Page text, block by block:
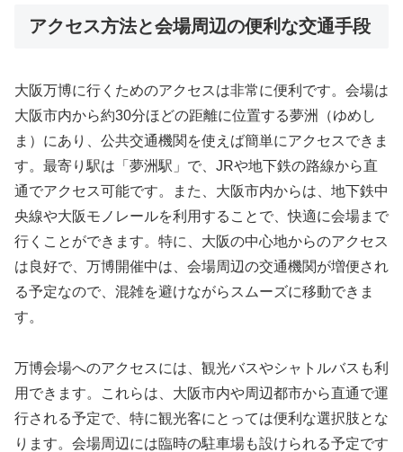
アクセス方法と会場周辺の便利な交通手段
大阪万博に行くためのアクセスは非常に便利です。会場は
大阪市内から約30分ほどの距離に位置する夢洲（ゆめし
ま）にあり、公共交通機関を使えば簡単にアクセスできま
す。最寄り駅は「夢洲駅」で、JRや地下鉄の路線から直
通でアクセス可能です。また、大阪市内からは、地下鉄中
央線や大阪モノレールを利用することで、快適に会場まで
行くことができます。特に、大阪の中心地からのアクセス
は良好で、万博開催中は、会場周辺の交通機関が増便され
る予定なので、混雑を避けながらスムーズに移動できま
す。
万博会場へのアクセスには、観光バスやシャトルバスも利
用できます。これらは、大阪市内や周辺都市から直通で運
行される予定で、特に観光客にとっては便利な選択肢とな
ります。会場周辺には臨時の駐車場も設けられる予定です